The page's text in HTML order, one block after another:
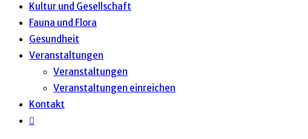
Kultur und Gesellschaft
Fauna und Flora
Gesundheit
Veranstaltungen
Veranstaltungen
Veranstaltungen einreichen
Kontakt
Website-